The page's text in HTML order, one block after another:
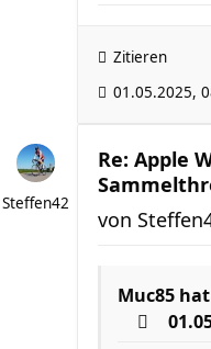
Zitieren
01.05.2025,
Steffen42
Re: Apple
von
Muc85